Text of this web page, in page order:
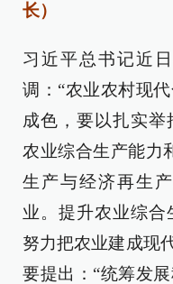
长）
习近平总书记近
调：“农业农村现
成色，要以扎实
农业综合生产能力
生产与经济再生
业。提升农业综合
努力把农业建成现
要提出：“统筹发